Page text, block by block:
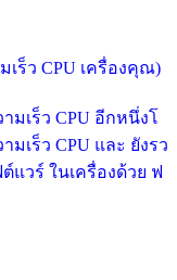
เร็ว CPU เครื่องคุณ)
มเร็ว CPU อีกหนึ่งโ
เร็ว CPU และ ยังรว
แวร์ ในเครื่องด้วย ฟ